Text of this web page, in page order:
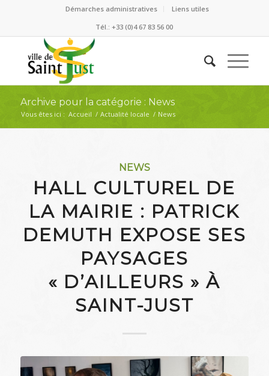
Démarches administratives
Liens utiles
Tél.: +33 (0)4 67 83 56 00
Archive pour la catégorie : News
Vous êtes ici : Accueil / Actualité locale / News
NEWS
HALL CULTUREL DE
LA MAIRIE : PATRICK
DEMUTH EXPOSE SES
PAYSAGES
« D’AILLEURS » À
SAINT-JUST